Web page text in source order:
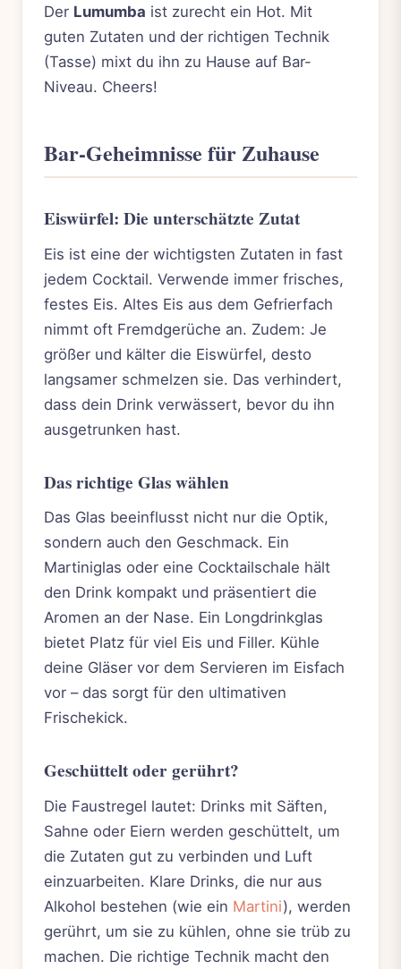
Der Lumumba ist zurecht ein Hot. Mit
guten Zutaten und der richtigen Technik
(Tasse) mixt du ihn zu Hause auf Bar-
Niveau. Cheers!
Bar-Geheimnisse für Zuhause
Eiswürfel: Die unterschätzte Zutat
Eis ist eine der wichtigsten Zutaten in fast
jedem Cocktail. Verwende immer frisches,
festes Eis. Altes Eis aus dem Gefrierfach
nimmt oft Fremdgerüche an. Zudem: Je
größer und kälter die Eiswürfel, desto
langsamer schmelzen sie. Das verhindert,
dass dein Drink verwässert, bevor du ihn
ausgetrunken hast.
Das richtige Glas wählen
Das Glas beeinflusst nicht nur die Optik,
sondern auch den Geschmack. Ein
Martiniglas oder eine Cocktailschale hält
den Drink kompakt und präsentiert die
Aromen an der Nase. Ein Longdrinkglas
bietet Platz für viel Eis und Filler. Kühle
deine Gläser vor dem Servieren im Eisfach
vor – das sorgt für den ultimativen
Frischekick.
Geschüttelt oder gerührt?
Die Faustregel lautet: Drinks mit Säften,
Sahne oder Eiern werden geschüttelt, um
die Zutaten gut zu verbinden und Luft
einzuarbeiten. Klare Drinks, die nur aus
Alkohol bestehen (wie ein Martini), werden
gerührt, um sie zu kühlen, ohne sie trüb zu
machen. Die richtige Technik macht den